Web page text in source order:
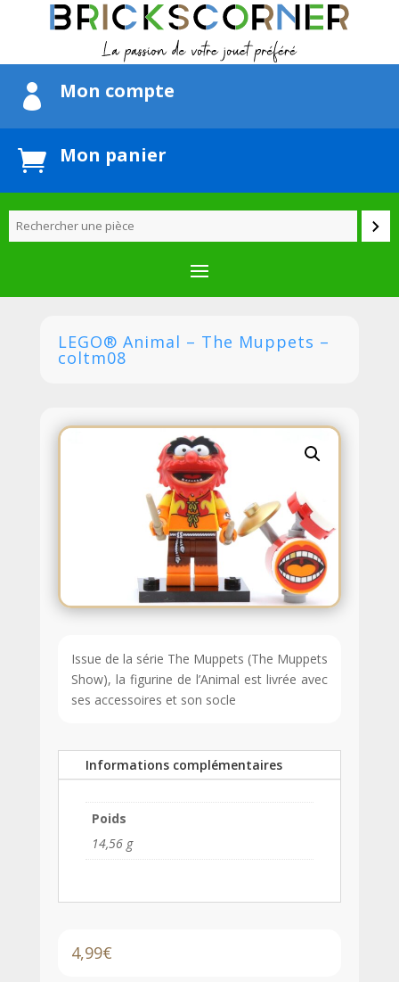
 Mon compte
 Mon panier
LEGO® Animal – The Muppets –
coltm08
Issue de la série The Muppets (The Muppets
Show), la figurine de l’Animal est livrée avec
ses accessoires et son socle
Informations complémentaires
Poids
14,56 g
4,99€